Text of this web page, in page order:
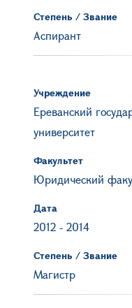
Степень / Звание
Аспирант
Учреждение
Ереванский
университет
Факультет
Юридический
Дата
2012 - 2014
Степень / Звание
Магистр